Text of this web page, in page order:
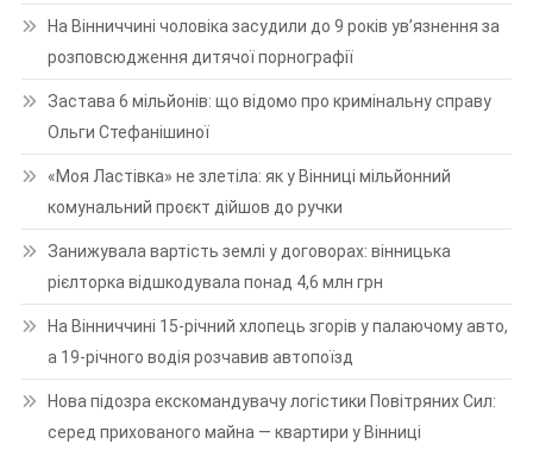
На Вінниччині чоловіка засудили до 9 років ув’язнення за
розповсюдження дитячої порнографії
Застава 6 мільйонів: що відомо про кримінальну справу
Ольги Стефанішиної
«Моя Ластівка» не злетіла: як у Вінниці мільйонний
комунальний проєкт дійшов до ручки
Занижувала вартість землі у договорах: вінницька
рієлторка відшкодувала понад 4,6 млн грн
На Вінниччині 15-річний хлопець згорів у палаючому авто,
а 19-річного водія розчавив автопоїзд
Нова підозра екскомандувачу логістики Повітряних Сил:
серед прихованого майна — квартири у Вінниці